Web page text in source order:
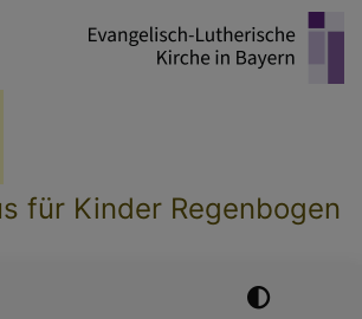
für Kinder Regenbogen